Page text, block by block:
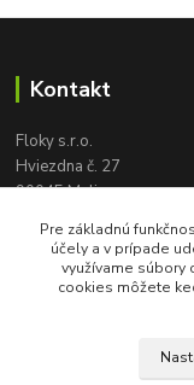
Kontakt
Floky s.r.o.
Hviezdna č. 27
90045 Malinovo
floky2004@gmail.com
Pre základnú
účely a v prípade
využívame súbory
cookies môžete